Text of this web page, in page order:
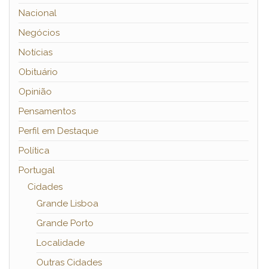
Nacional
Negócios
Notícias
Obituário
Opinião
Pensamentos
Perfil em Destaque
Política
Portugal
Cidades
Grande Lisboa
Grande Porto
Localidade
Outras Cidades